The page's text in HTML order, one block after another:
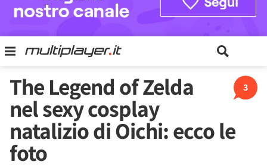
3
The Legend of Zelda
nel sexy cosplay
natalizio di Oichi: ecco le
foto